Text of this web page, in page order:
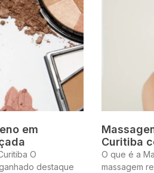
em
O
destaque
Curitiba
O que é a
massagem